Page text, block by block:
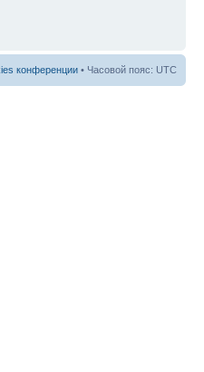
конференции • Часовой пояс: UTC